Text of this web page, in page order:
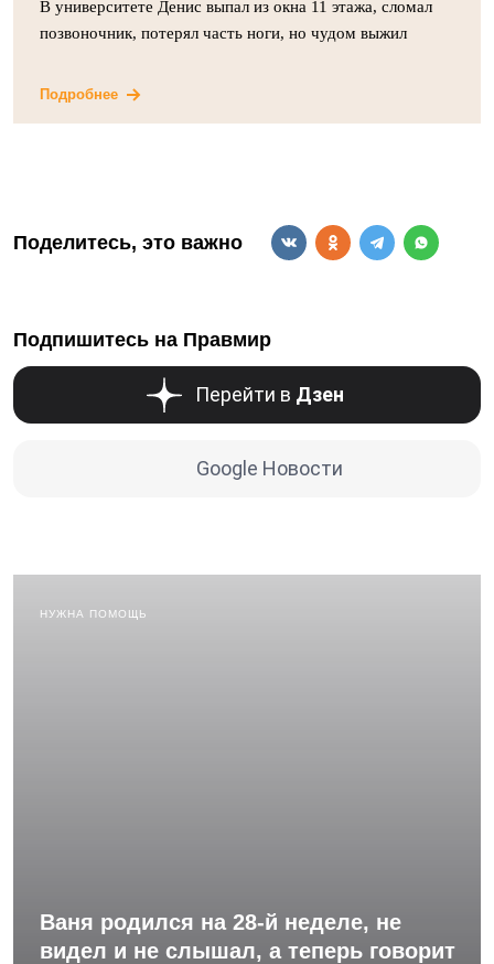
В университете Денис выпал из окна 11 этажа, сломал
позвоночник, потерял часть ноги, но чудом выжил
Подробнее
Поделитесь, это важно
Подпишитесь на Правмир
Перейти в Дзен
Google Новости
НУЖНА ПОМОЩЬ
Ваня родился на 28-й неделе, не
видел и не слышал, а теперь говорит